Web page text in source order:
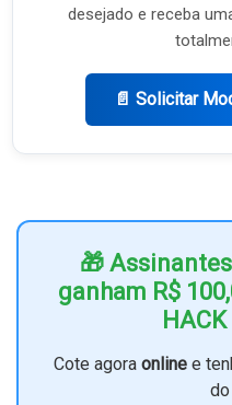
desejado e receba
📄 Solicitar
🎁
ganham R$
Cote agora onlinee